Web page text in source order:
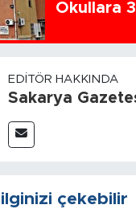
Okullara
EDITÖR HAKKINDA
Sakarya
ilginizi çekebilir